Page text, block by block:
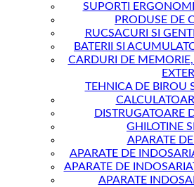
SUPORTI
PRODUSE DE
RUCSACURI SI
BATERII SI
CARDURI DE
TEHNICA DE BIROU
DISTRUGATOARE
GHILOTINE
APARATE
APARATE DE
APARATE DE
APARATE